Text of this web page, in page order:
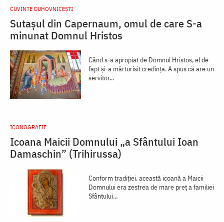
CUVINTE DUHOVNICEȘTI
Sutașul din Capernaum, omul de care S-a
minunat Domnul Hristos
Când s-a apropiat de Domnul Hristos, el de
fapt și-a mărturisit credința. A spus că are un
servitor...
ICONOGRAFIE
Icoana Maicii Domnului „a Sfântului Ioan
Damaschin” (Trihirussa)
Conform tradiției, această icoană a Maicii
Domnului era zestrea de mare preț a familiei
Sfântului...